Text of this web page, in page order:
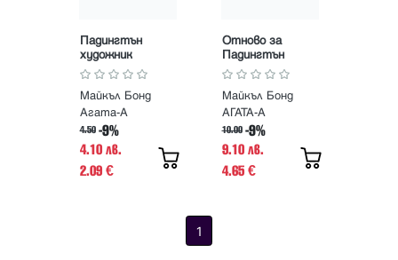
Падингтън
художник
Майкъл Бонд
Агата-А
4.50 -9%
4.10 лв.
2.09 €
Отново за
Падингтън
Майкъл Бонд
АГАТА-А
10.00 -9%
9.10 лв.
4.65 €
1